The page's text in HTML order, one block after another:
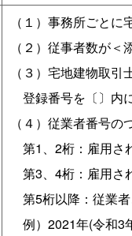
（１）事務所ごと
（２）従事者数が
（３）宅地建物取
登録番号を〔〕内
（４）従業者番号の
第1、2桁：雇用さ
第3、4桁：雇用さ
第5桁以降：従業
例）2021年(令和3